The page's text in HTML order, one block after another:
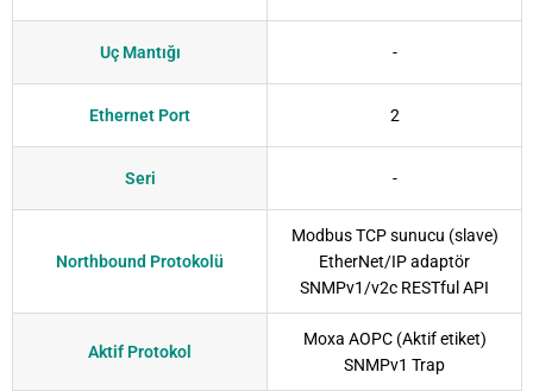
Uç Mantığı -
Ethernet Port 2
Seri -
Northbound Protokolü
Modbus TCP sunucu (slave)
EtherNet/IP adaptör
SNMPv1/v2c RESTful API
Aktif Protokol
Moxa AOPC (Aktif etiket)
SNMPv1 Trap